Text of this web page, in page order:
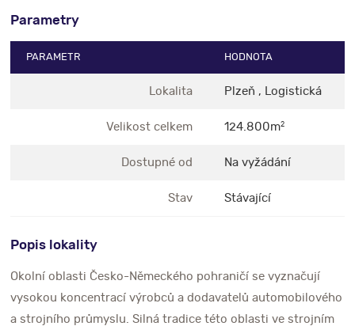
Parametry
PARAMETR HODNOTA
Lokalita Plzeň , Logistická
Velikost celkem 124.800m2
Dostupné od Na vyžádání
Stav Stávající
Popis lokality
Okolní oblasti Česko-Německého pohraničí se vyznačují
vysokou koncentrací výrobců a dodavatelů automobilového
a strojního průmyslu. Silná tradice této oblasti ve strojním